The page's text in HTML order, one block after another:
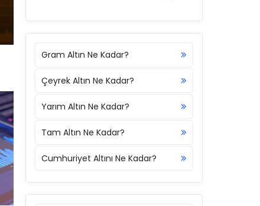
Gram Altın Ne Kadar?
Çeyrek Altın Ne Kadar?
Yarım Altın Ne Kadar?
Tam Altın Ne Kadar?
Cumhuriyet Altını Ne Kadar?